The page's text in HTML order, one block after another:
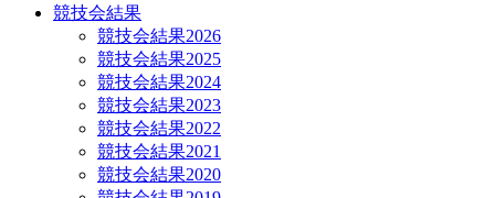
競技会結果
競技会結果2026
競技会結果2025
競技会結果2024
競技会結果2023
競技会結果2022
競技会結果2021
競技会結果2020